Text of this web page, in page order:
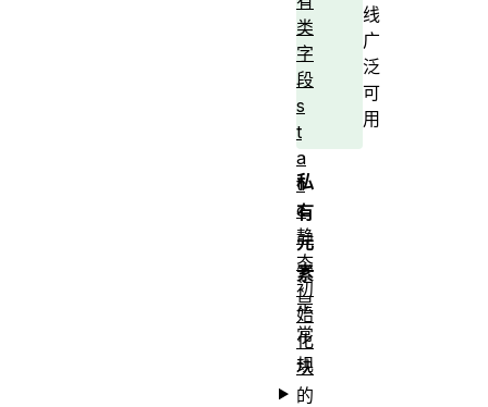
线
广
泛
可
用
私
有
元
素
是
常
规
的
类
字
段
s
t
a
ti
c
静
态
初
始
化
块